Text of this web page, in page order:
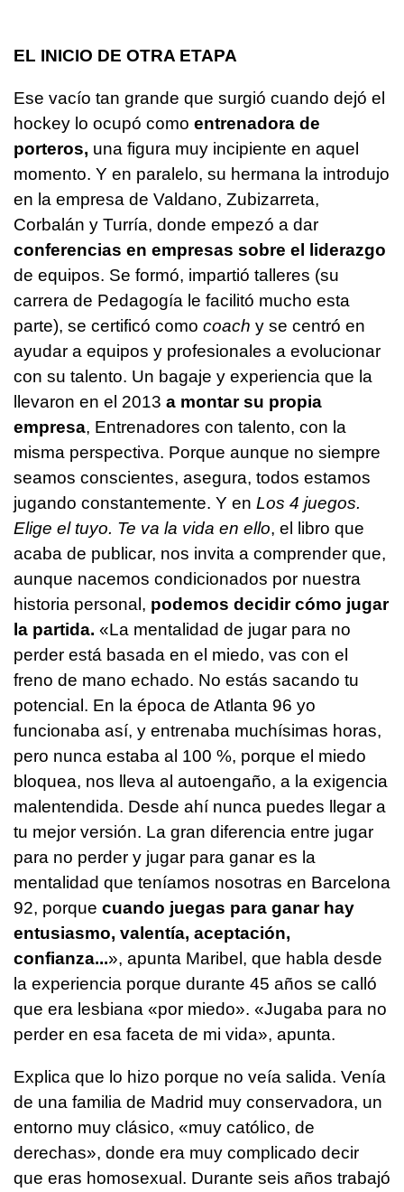
EL INICIO DE OTRA ETAPA
Ese vacío tan grande que surgió cuando dejó el
hockey lo ocupó como entrenadora de
porteros, una figura muy incipiente en aquel
momento. Y en paralelo, su hermana la introdujo
en la empresa de Valdano, Zubizarreta,
Corbalán y Turría, donde empezó a dar
conferencias en empresas sobre el liderazgo
de equipos. Se formó, impartió talleres (su
carrera de Pedagogía le facilitó mucho esta
parte), se certificó como coach y se centró en
ayudar a equipos y profesionales a evolucionar
con su talento. Un bagaje y experiencia que la
llevaron en el 2013 a montar su propia
empresa, Entrenadores con talento, con la
misma perspectiva. Porque aunque no siempre
seamos conscientes, asegura, todos estamos
jugando constantemente. Y en Los 4 juegos.
Elige el tuyo. Te va la vida en ello, el libro que
acaba de publicar, nos invita a comprender que,
aunque nacemos condicionados por nuestra
historia personal, podemos decidir cómo jugar
la partida. «La mentalidad de jugar para no
perder está basada en el miedo, vas con el
freno de mano echado. No estás sacando tu
potencial. En la época de Atlanta 96 yo
funcionaba así, y entrenaba muchísimas horas,
pero nunca estaba al 100 %, porque el miedo
bloquea, nos lleva al autoengaño, a la exigencia
malentendida. Desde ahí nunca puedes llegar a
tu mejor versión. La gran diferencia entre jugar
para no perder y jugar para ganar es la
mentalidad que teníamos nosotras en Barcelona
92, porque cuando juegas para ganar hay
entusiasmo, valentía, aceptación,
confianza...», apunta Maribel, que habla desde
la experiencia porque durante 45 años se calló
que era lesbiana «por miedo». «Jugaba para no
perder en esa faceta de mi vida», apunta.
Explica que lo hizo porque no veía salida. Venía
de una familia de Madrid muy conservadora, un
entorno muy clásico, «muy católico, de
derechas», donde era muy complicado decir
que eras homosexual. Durante seis años trabajó